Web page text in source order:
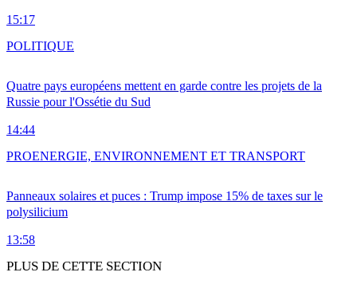
15:17
Quatre pays européens mettent en garde contre les projets de la
Russie pour l'Ossétie du Sud
14:44
POLITIQUE
Panneaux solaires et puces : Trump impose 15% de taxes sur le
polysilicium
13:58
PROENERGIE, ENVIRONNEMENT ET TRANSPORT
PLUS DE CETTE SECTION